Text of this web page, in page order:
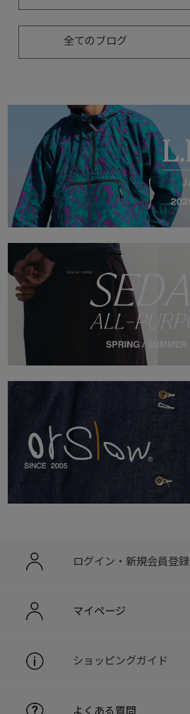
全てのブログ
ログイン・新規会員登録
マイページ
ショッピングガイド
よくある質問